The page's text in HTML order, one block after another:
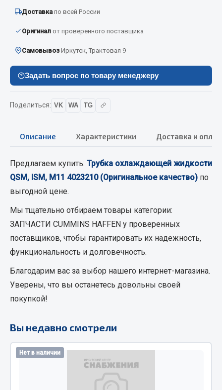
Аксессуары автомобильные
Аптечки и знаки автомобильные
Брызговики
Вымпела
Масла
Охладжающие жидкости
Технические жидкости
МЕТИЗЫ
Болты
Гайки
Кольца стопорные
Пробки
Пружины
Хомуты
Доставка по всей России
Оригинал от проверенного поставщика
Самовывоз Иркутск, Трактовая 9
Задать вопрос по товару менеджеру
Поделиться: VK WA TG
Описание Характеристики Доставка и
Предлагаем купить: Трубка охлаждающей жидкости
QSM, ISM, M11 4023210 (Оригинальное качество) по
выгодной цене.
Мы тщательно отбираем товары категории:
ЗАПЧАСТИ CUMMINS HAFFEN у проверенных
поставщиков, чтобы гарантировать их надежность,
функциональность и долговечность.
Благодарим вас за выбор нашего интернет-магазина.
Уверены, что вы останетесь довольны своей
покупкой!
Вы недавно смотрели
Нет в наличии